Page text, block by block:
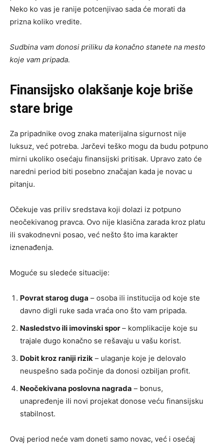
Neko ko vas je ranije potcenjivao sada će morati da
prizna koliko vredite.
Sudbina vam donosi priliku da konačno stanete na mesto
koje vam pripada.
Finansijsko olakšanje koje briše
stare brige
Za pripadnike ovog znaka materijalna sigurnost nije
luksuz, već potreba. Jarčevi teško mogu da budu potpuno
mirni ukoliko osećaju finansijski pritisak. Upravo zato će
naredni period biti posebno značajan kada je novac u
pitanju.
Očekuje vas priliv sredstava koji dolazi iz potpuno
neočekivanog pravca. Ovo nije klasična zarada kroz platu
ili svakodnevni posao, već nešto što ima karakter
iznenađenja.
Moguće su sledeće situacije:
Povrat starog duga – osoba ili institucija od koje ste
davno digli ruke sada vraća ono što vam pripada.
Nasledstvo ili imovinski spor – komplikacije koje su
trajale dugo konačno se rešavaju u vašu korist.
Dobit kroz raniji rizik – ulaganje koje je delovalo
neuspešno sada počinje da donosi ozbiljan profit.
Neočekivana poslovna nagrada – bonus,
unapređenje ili novi projekat donose veću finansijsku
stabilnost.
Ovaj period neće vam doneti samo novac, već i osećaj